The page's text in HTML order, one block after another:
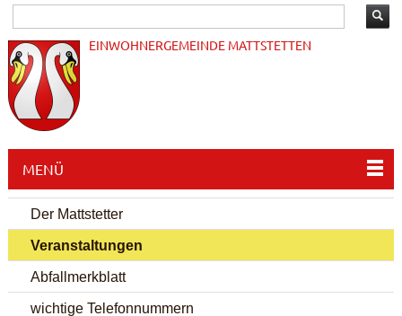
EINWOHNERGEMEINDE MATTSTETTEN
MENÜ
Der Mattstetter
Veranstaltungen
Abfallmerkblatt
wichtige Telefonnummern